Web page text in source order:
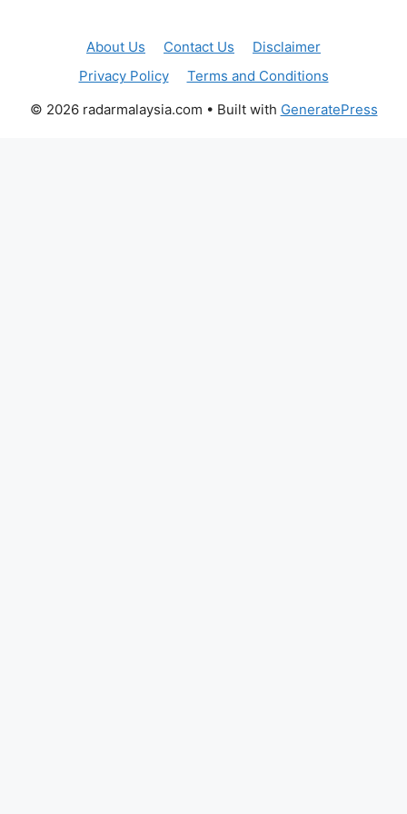
About Us Contact Us
Disclaimer
Privacy Policy
Terms and Conditions
© 2026 radarmalaysia.com • Built with GeneratePress